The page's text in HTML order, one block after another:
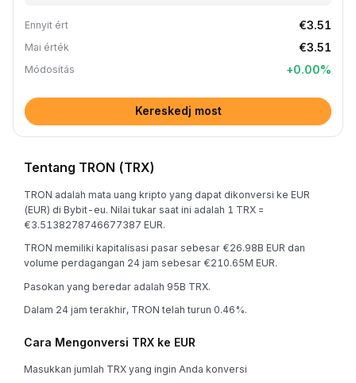
Ennyit ért €3.51
Mai érték €3.51
Módosítás +0.00%
Kereskedj most
Tentang TRON (TRX)
TRON adalah mata uang kripto yang dapat dikonversi ke EUR
(EUR) di Bybit-eu. Nilai tukar saat ini adalah 1 TRX =
€3.5138278746677387 EUR.
TRON memiliki kapitalisasi pasar sebesar €26.98B EUR dan
volume perdagangan 24 jam sebesar €210.65M EUR.
Pasokan yang beredar adalah 95B TRX.
Dalam 24 jam terakhir, TRON telah turun 0.46%.
Cara Mengonversi TRX ke EUR
Masukkan jumlah TRX yang ingin Anda konversi